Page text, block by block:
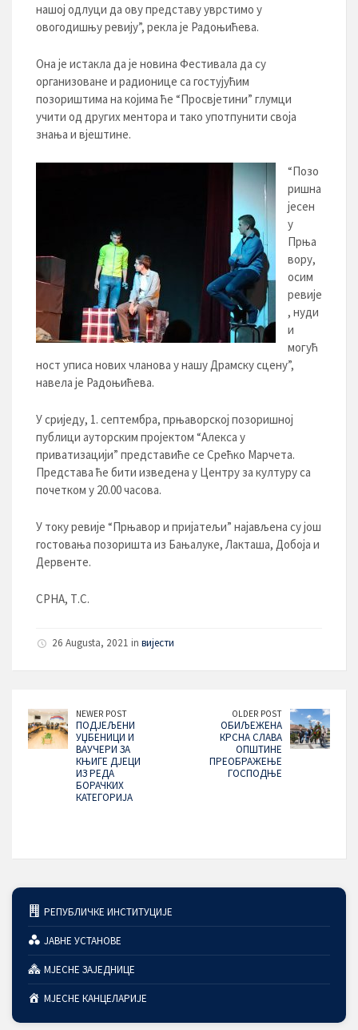
нашој одлуци да ову представу уврстимо у
овогодишњу ревију”, рекла је Радоњићева.
Она је истакла да је новина Фестивала да су
организоване и радионице са гостујућим
позориштима на којима ће “Просвјетини” глумци
учити од других ментора и тако употпунити своја
знања и вјештине.
“Позо
ришна
јесен
у
Прња
вору,
осим
ревије
, нуди
и
могућ
ност уписа нових чланова у нашу Драмску сцену”,
навела је Радоњићева.
У сриједу, 1. септембра, прњаворској позоришној
публици ауторским пројектом “Алекса у
приватизацији” представиће се Срећко Марчета.
Представа ће бити изведена у Центру за културу са
почетком у 20.00 часова.
У току ревије “Прњавор и пријатељи” најављена су још
гостовања позоришта из Бањалуке, Лакташа, Добоја и
Дервенте.
СРНА, Т.С.
26 Augusta, 2021 in вијести
NEWER POST
ПОДЈЕЉЕНИ
УЏБЕНИЦИ И
ВАУЧЕРИ ЗА
КЊИГЕ ДЈЕЦИ
ИЗ РЕДА
БОРАЧКИХ
КАТЕГОРИЈА
OLDER POST
ОБИЉЕЖЕНА
КРСНА СЛАВА
ОПШТИНЕ
ПРЕОБРАЖЕЊЕ
ГОСПОДЊЕ
РЕПУБЛИЧКЕ ИНСТИТУЦИЈЕ
ЈАВНЕ УСТАНОВЕ
МЈЕСНЕ ЗАЈЕДНИЦЕ
МЈЕСНЕ КАНЦЕЛАРИЈЕ